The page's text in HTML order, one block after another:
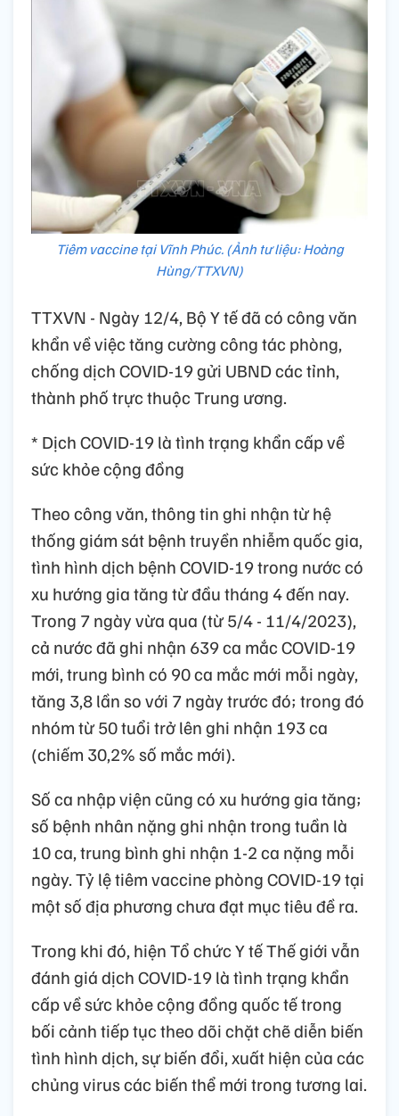
Tiêm vaccine tại Vĩnh Phúc. (Ảnh tư liệu: Hoàng
Hùng/TTXVN)
TTXVN - Ngày 12/4, Bộ Y tế đã có công văn
khẩn về việc tăng cường công tác phòng,
chống dịch COVID-19 gửi UBND các tỉnh,
thành phố trực thuộc Trung ương.
* Dịch COVID-19 là tình trạng khẩn cấp về
sức khỏe cộng đồng
Theo công văn, thông tin ghi nhận từ hệ
thống giám sát bệnh truyền nhiễm quốc gia,
tình hình dịch bệnh COVID-19 trong nước có
xu hướng gia tăng từ đầu tháng 4 đến nay.
Trong 7 ngày vừa qua (từ 5/4 - 11/4/2023),
cả nước đã ghi nhận 639 ca mắc COVID-19
mới, trung bình có 90 ca mắc mới mỗi ngày,
tăng 3,8 lần so với 7 ngày trước đó; trong đó
nhóm từ 50 tuổi trở lên ghi nhận 193 ca
(chiếm 30,2% số mắc mới).
Số ca nhập viện cũng có xu hướng gia tăng;
số bệnh nhân nặng ghi nhận trong tuần là
10 ca, trung bình ghi nhận 1-2 ca nặng mỗi
ngày. Tỷ lệ tiêm vaccine phòng COVID-19 tại
một số địa phương chưa đạt mục tiêu đề ra.
Trong khi đó, hiện Tổ chức Y tế Thế giới vẫn
đánh giá dịch COVID-19 là tình trạng khẩn
cấp về sức khỏe cộng đồng quốc tế trong
bối cảnh tiếp tục theo dõi chặt chẽ diễn biến
tình hình dịch, sự biến đổi, xuất hiện của các
chủng virus các biến thể mới trong tương lai.